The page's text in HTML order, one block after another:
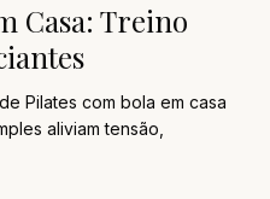
Casa: Treino
Pilates com bola em casa
aliviam tensão,